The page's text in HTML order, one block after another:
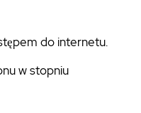
do internetu.
w stopniu